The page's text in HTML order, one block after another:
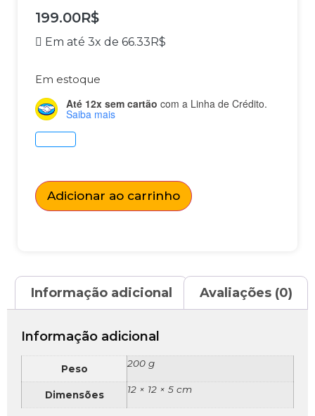
199.00R$
Em até 3x de 66.33R$
Em estoque
Até 12x sem cartão com a Linha de Crédito.
Saiba mais
Adicionar ao carrinho
Informação adicional Avaliações (0)
Informação adicional
Peso 200 g
Dimensões 12 × 12 × 5 cm